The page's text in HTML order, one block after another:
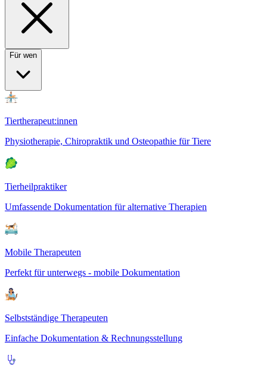
Für wen
Tiertherapeut:innen
Physiotherapie, Chiropraktik und Osteopathie für Tiere
Tierheilpraktiker
Umfassende Dokumentation für alternative Therapien
Mobile Therapeuten
Perfekt für unterwegs - mobile Dokumentation
Selbstständige Therapeuten
Einfache Dokumentation & Rechnungsstellung